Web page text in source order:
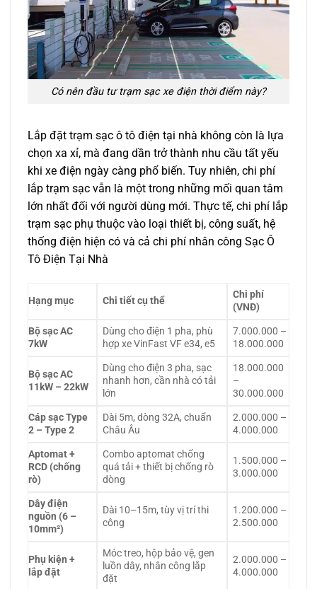
Có nên đầu tư trạm sạc xe điện thời điểm này?
Lắp đặt trạm sạc ô tô điện tại nhà không còn là lựa
chọn xa xỉ, mà đang dần trở thành nhu cầu tất yếu
khi xe điện ngày càng phổ biến. Tuy nhiên, chi phí
lắp trạm sạc vẫn là một trong những mối quan tâm
lớn nhất đối với người dùng mới. Thực tế, chi phí lắp
trạm sạc phụ thuộc vào loại thiết bị, công suất, hệ
thống điện hiện có và cả chi phí nhân công Sạc Ô
Tô Điện Tại Nhà
Hạng mục Chi tiết cụ thể
Chi phí
(VNĐ)
Bộ sạc AC
7kW
Dùng cho điện 1 pha, phù
hợp xe VinFast VF e34, e5
7.000.000 –
18.000.000
Bộ sạc AC
11kW – 22kW
Dùng cho điện 3 pha, sạc
nhanh hơn, cần nhà có tải
lớn
18.000.000
–
30.000.000
Cáp sạc Type
2 – Type 2
Dài 5m, dòng 32A, chuẩn
Châu Âu
2.000.000 –
4.000.000
Aptomat +
RCD (chống
rò)
Combo aptomat chống
quá tải + thiết bị chống rò
dòng
1.500.000 –
3.000.000
Dây điện
nguồn (6 –
10mm²)
Dài 10–15m, tùy vị trí thi
công
1.200.000 –
2.500.000
Phụ kiện +
lắp đặt
Móc treo, hộp bảo vệ, gen
luồn dây, nhân công lắp
đặt
2.000.000 –
4.000.000